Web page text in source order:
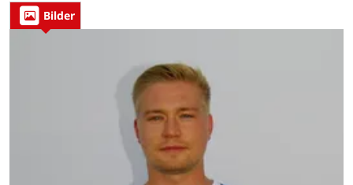
Bilder